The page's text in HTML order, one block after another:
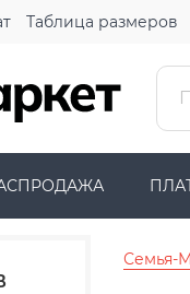
Таблица размеров
Семья-